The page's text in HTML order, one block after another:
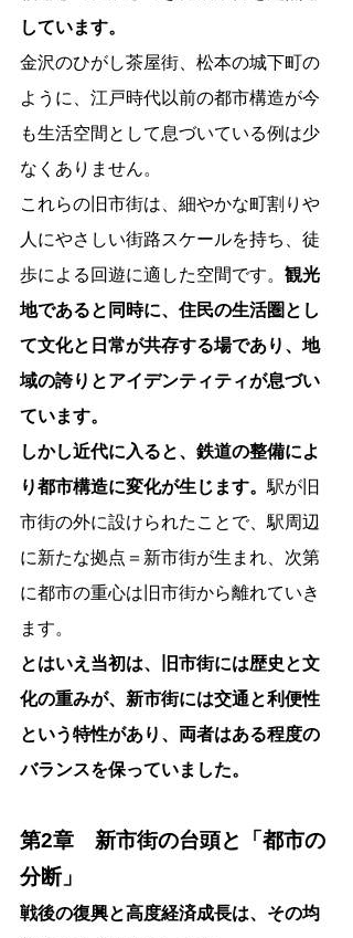
しています。
金沢のひがし茶屋街、松本の城下町の
ように、江戸時代以前の都市構造が今
も生活空間として息づいている例は少
なくありません。
これらの旧市街は、細やかな町割りや
人にやさしい街路スケールを持ち、徒
歩による回遊に適した空間です。 観光
地であると同時に、住民の生活圏とし
て文化と日常が共存する場であり、地
域の誇りとアイデンティティが息づい
ています。
しかし近代に入ると、鉄道の整備によ
り都市構造に変化が生じます。 駅が旧
市街の外に設けられたことで、駅周辺
に新たな拠点＝新市街が生まれ、次第
に都市の重心は旧市街から離れていき
ます。
とはいえ当初は、旧市街には歴史と文
化の重みが、新市街には交通と利便性
という特性があり、両者はある程度の
バランスを保っていました。
第2章　新市街の台頭と「都市の
分断」
戦後の復興と高度経済成長は、その均